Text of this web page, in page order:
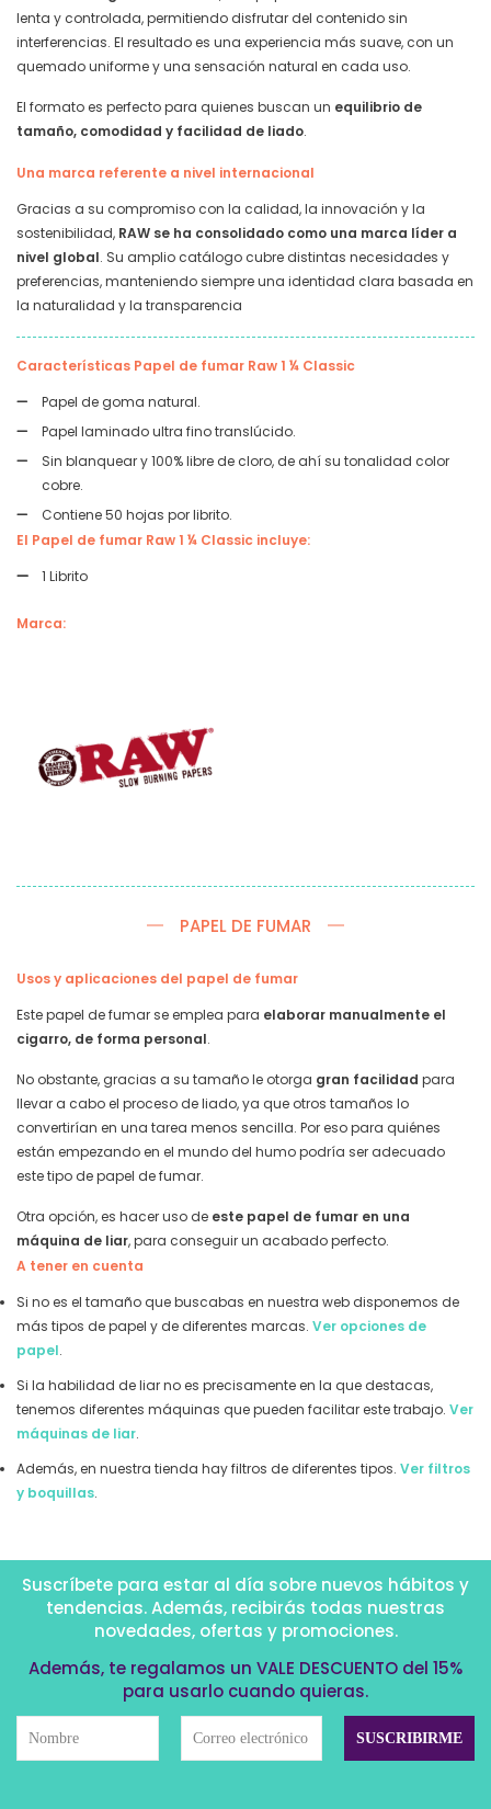
lenta y controlada, permitiendo disfrutar del contenido sin
interferencias. El resultado es una experiencia más suave, con un
quemado uniforme y una sensación natural en cada uso.
El formato es perfecto para quienes buscan un equilibrio de
tamaño, comodidad y facilidad de liado.
Una marca referente a nivel internacional
Gracias a su compromiso con la calidad, la innovación y la
sostenibilidad, RAW se ha consolidado como una marca líder a
nivel global. Su amplio catálogo cubre distintas necesidades y
preferencias, manteniendo siempre una identidad clara basada en
la naturalidad y la transparencia
Características Papel de fumar Raw 1 ¼ Classic
Papel de goma natural.
Papel laminado ultra fino translúcido.
Sin blanquear y 100% libre de cloro, de ahí su tonalidad color
cobre.
Contiene 50 hojas por librito.
El Papel de fumar Raw 1 ¼ Classic incluye:
1 Librito
Marca:
PAPEL DE FUMAR
Usos y aplicaciones del papel de fumar
Este papel de fumar se emplea para elaborar manualmente el
cigarro, de forma personal.
No obstante, gracias a su tamaño le otorga gran facilidad para
llevar a cabo el proceso de liado, ya que otros tamaños lo
convertirían en una tarea menos sencilla. Por eso para quiénes
están empezando en el mundo del humo podría ser adecuado
este tipo de papel de fumar.
Otra opción, es hacer uso de este papel de fumar en una
máquina de liar, para conseguir un acabado perfecto.
A tener en cuenta
Si no es el tamaño que buscabas en nuestra web disponemos de
más tipos de papel y de diferentes marcas. Ver opciones de
papel.
Si la habilidad de liar no es precisamente en la que destacas,
tenemos diferentes máquinas que pueden facilitar este trabajo. Ver
máquinas de liar.
Además, en nuestra tienda hay filtros de diferentes tipos. Ver filtros
y boquillas.
Suscríbete para estar al día sobre nuevos hábitos y
tendencias. Además, recibirás todas nuestras
novedades, ofertas y promociones.
Además, te regalamos un VALE DESCUENTO del 15%
para usarlo cuando quieras.